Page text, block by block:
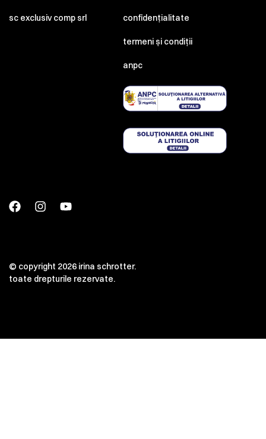
sc exclusiv comp srl confidențialitate
termeni și condiții
anpc
© copyright 2026 irina schrotter.
toate drepturile rezervate.